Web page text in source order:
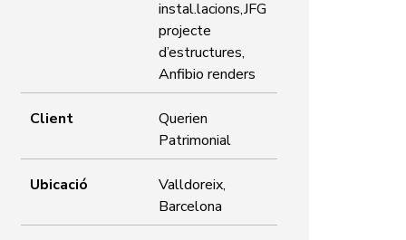
instal.lacions,JFG
projecte
d’estructures,
Anfibio renders
Client
Querien
Patrimonial
Ubicació
Valldoreix,
Barcelona